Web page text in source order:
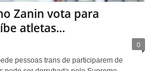
Zanin vota para
atletas...
0
pessoas trans de participarem de